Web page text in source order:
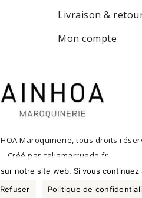
Livraison &
Mon compte
Maroquinerie, tous droits
Créé par celiamarruedo.fr
notre site web. Si vous
Refuser Politique de